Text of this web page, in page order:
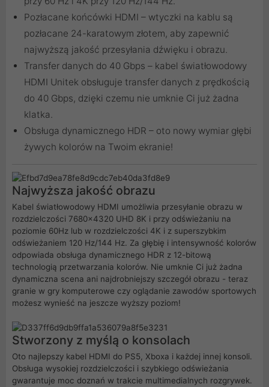
Pozłacane końcówki HDMI – wtyczki na kablu są
pozłacane 24-karatowym złotem, aby zapewnić
najwyższą jakość przesyłania dźwięku i obrazu.
Transfer danych do 40 Gbps – kabel światłowodowy
HDMI Unitek obsługuje transfer danych z prędkością
do 40 Gbps, dzięki czemu nie umknie Ci już żadna
klatka.
Obsługa dynamicznego HDR – oto nowy wymiar głębi
żywych kolorów na Twoim ekranie!
Najwyższa jakość obrazu
Kabel światłowodowy HDMI umożliwia przesyłanie obrazu w
rozdzielczości 7680x4320 UHD 8K i przy odświeżaniu na
poziomie 60Hz lub w rozdzielczości 4K i z superszybkim
odświeżaniem 120 Hz/144 Hz. Za głębię i intensywność kolorów
odpowiada obsługa dynamicznego HDR z 12-bitową
technologią przetwarzania kolorów. Nie umknie Ci już żadna
dynamiczna scena ani najdrobniejszy szczegół obrazu - teraz
granie w gry komputerowe czy oglądanie zawodów sportowych
możesz wynieść na jeszcze wyższy poziom!
Stworzony z myślą o konsolach
Oto najlepszy kabel HDMI do PS5, Xboxa i każdej innej konsoli.
Obsługa wysokiej rozdzielczości i szybkiego odświeżania
gwarantuje moc doznań w trakcie multimedialnych rozgrywek.